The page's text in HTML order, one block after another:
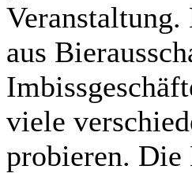
aus
viele
probieren.